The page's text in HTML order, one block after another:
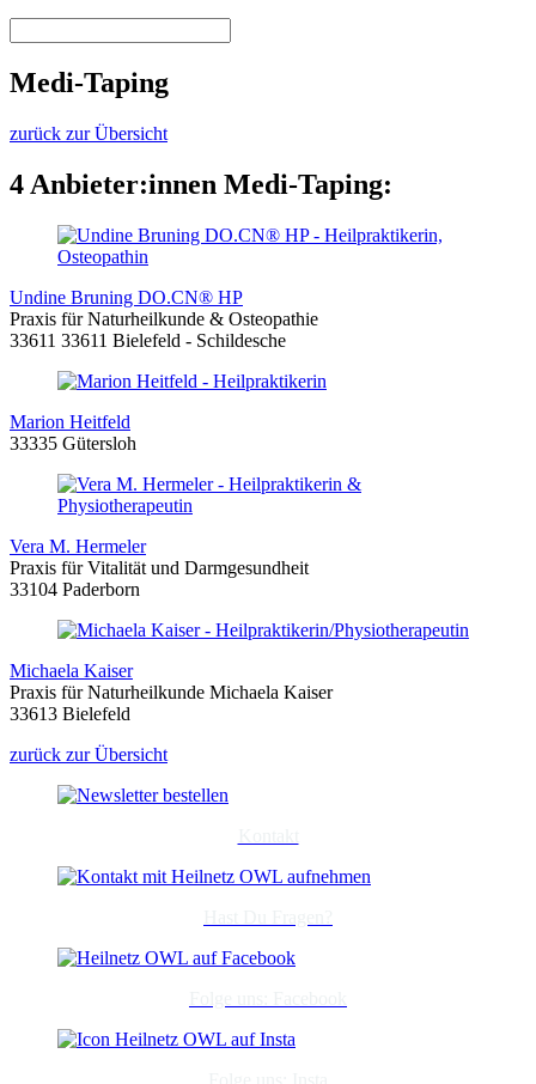
Medi-Taping
zurück zur Übersicht
4 Anbieter:innen Medi-Taping:
Undine Bruning DO.CN® HP
Praxis für Naturheilkunde & Osteopathie
33611 33611 Bielefeld - Schildesche
Marion Heitfeld
33335 Gütersloh
Vera M. Hermeler
Praxis für Vitalität und Darmgesundheit
33104 Paderborn
Michaela Kaiser
Praxis für Naturheilkunde Michaela Kaiser
33613 Bielefeld
zurück zur Übersicht